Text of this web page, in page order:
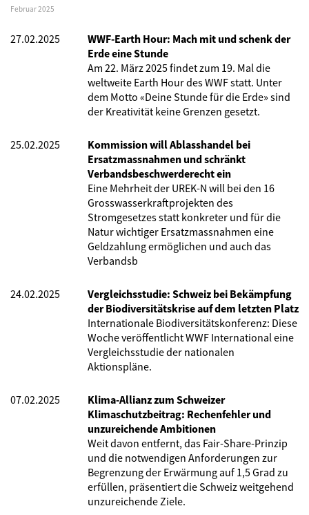
Februar 2025
27.02.2025
WWF-Earth Hour: Mach mit und schenk der
Erde eine Stunde
Am 22. März 2025 findet zum 19. Mal die
weltweite Earth Hour des WWF statt. Unter
dem Motto «Deine Stunde für die Erde» sind
der Kreativität keine Grenzen gesetzt.
25.02.2025
Kommission will Ablasshandel bei
Ersatzmassnahmen und schränkt
Verbandsbeschwerderecht ein
Eine Mehrheit der UREK-N will bei den 16
Grosswasserkraftprojekten des
Stromgesetzes statt konkreter und für die
Natur wichtiger Ersatzmassnahmen eine
Geldzahlung ermöglichen und auch das
Verbandsb
24.02.2025
Vergleichsstudie: Schweiz bei Bekämpfung
der Biodiversitätskrise auf dem letzten Platz
Internationale Biodiversitätskonferenz: Diese
Woche veröffentlicht WWF International eine
Vergleichsstudie der nationalen
Aktionspläne.
07.02.2025
Klima-Allianz zum Schweizer
Klimaschutzbeitrag: Rechenfehler und
unzureichende Ambitionen
Weit davon entfernt, das Fair-Share-Prinzip
und die notwendigen Anforderungen zur
Begrenzung der Erwärmung auf 1,5 Grad zu
erfüllen, präsentiert die Schweiz weitgehend
unzureichende Ziele.